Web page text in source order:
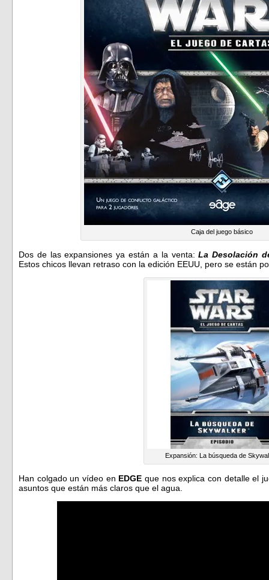
Caja del juego básico
Dos de las expansiones ya están a la venta:La Desolación
Estos chicos llevan retraso con la edición EEUU, pero se están
Expansión: La búsqueda de
Han colgado un vídeo en EDGE que nos explica con detalle el
asuntos que están más claros que el agua.